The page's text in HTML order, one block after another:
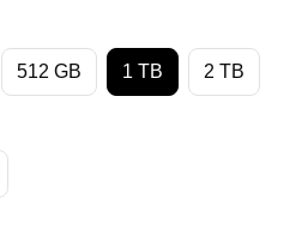
512 GB 1 TB 2 TB